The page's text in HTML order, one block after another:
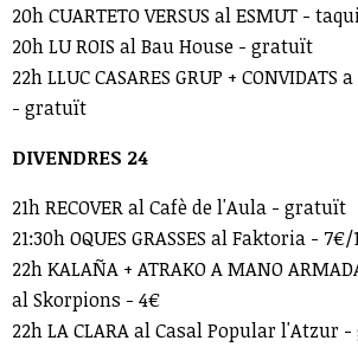
20h CUARTETO VERSUS al ESMUT -
20h LU ROIS al Bau House - gratuït
22h LLUC CASARES GRUP +
- gratuït
DIVENDRES 24
21h RECOVER al Cafè de l'Aula - gratuït
21:30h OQUES GRASSES al Faktoria - 7€/
22h KALAÑA + ATRAKO A MANO
al Skorpions - 4€
22h LA CLARA al Casal Popular l'Atzur